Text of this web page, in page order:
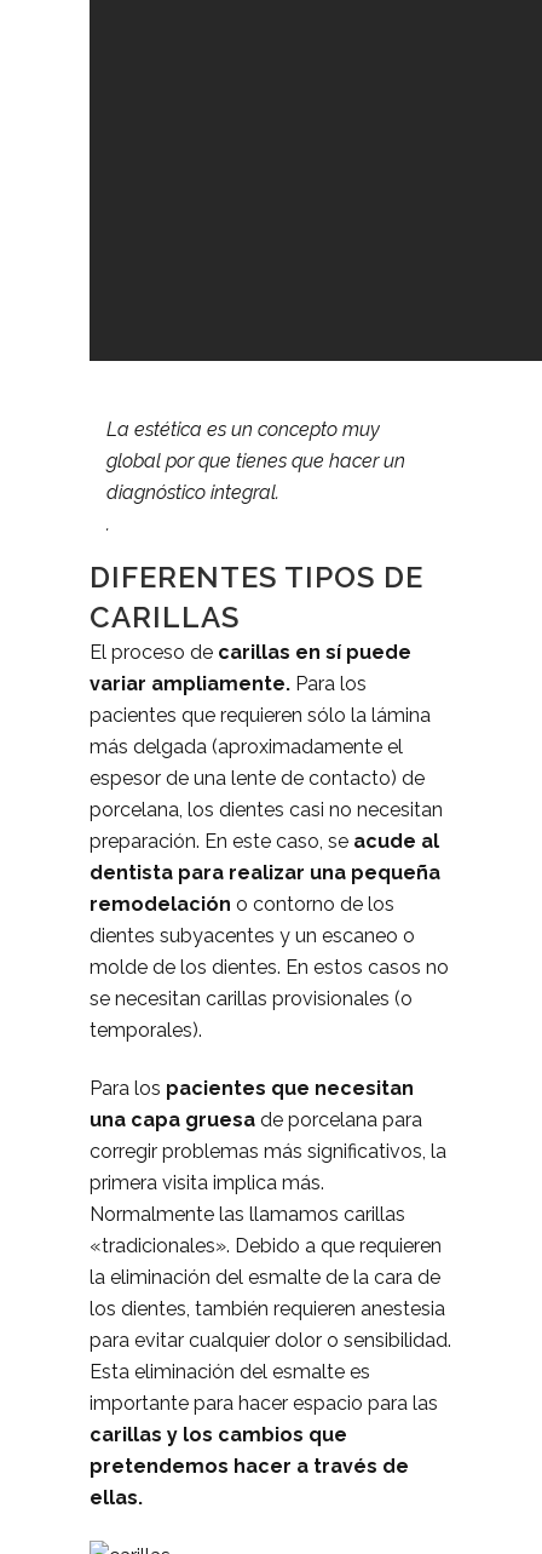
La estética es un concepto muy
global por que tienes que hacer un
diagnóstico integral.
.
DIFERENTES TIPOS DE
CARILLAS
El proceso de carillas en sí puede
variar ampliamente. Para los
pacientes que requieren sólo la lámina
más delgada (aproximadamente el
espesor de una lente de contacto) de
porcelana, los dientes casi no necesitan
preparación. En este caso, se acude al
dentista para realizar una pequeña
remodelación o contorno de los
dientes subyacentes y un escaneo o
molde de los dientes. En estos casos no
se necesitan carillas provisionales (o
temporales).
Para los pacientes que necesitan
una capa gruesa de porcelana para
corregir problemas más significativos, la
primera visita implica más.
Normalmente las llamamos carillas
«tradicionales». Debido a que requieren
la eliminación del esmalte de la cara de
los dientes, también requieren anestesia
para evitar cualquier dolor o sensibilidad.
Esta eliminación del esmalte es
importante para hacer espacio para las
carillas y los cambios que
pretendemos hacer a través de
ellas.